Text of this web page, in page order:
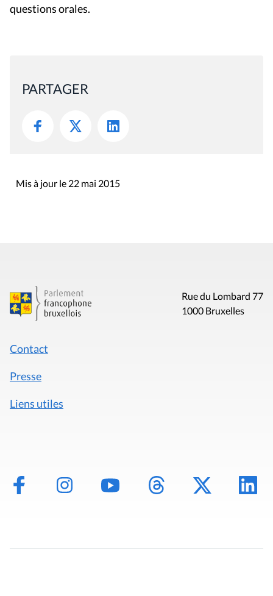
questions orales.
PARTAGER
Mis à jour le 22 mai 2015
Rue du Lombard 77
1000 Bruxelles
Contact
Presse
Liens utiles